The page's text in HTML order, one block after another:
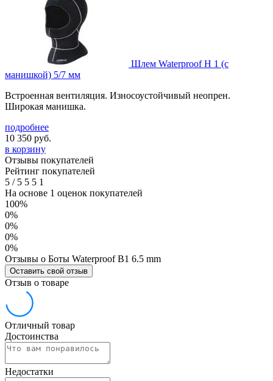
Шлем Waterproof H 1 (с
манишкой) 5/7 мм
Встроенная вентиляция. Износоустойчивый неопрен.
Широкая манишка.
подробнее
10 350 руб.
в корзину
Отзывы покупателей
Рейтинг покупателей
5 /5 5 5 1
На основе 1 оценок покупателей
100%
0%
0%
0%
0%
Отзывы о Боты Waterproof B1 6.5 mm
Оставить свой отзыв
Отзыв о товаре
Отличный товар
Достоинства
Недостатки